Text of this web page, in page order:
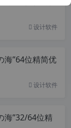
设计软件
海”64位精简优
设计软件
海”32/64位精